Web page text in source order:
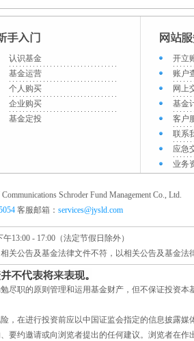
认识基金
基金运营
个人购买
企业购买
基金定投
开立
账户
网上
基金
客户
联系
应急
业务
Schroder Fund Management Co., Ltd.
客服邮箱： services@jysld.com
13:00 - 17:00（法定节假日除外）
关公告及基金法律文件不符，以相关公告及基金法
尽职的原则管理和运用基金财产，但不保证投资
，在进行投资前应以中国证监会指定的信息披露
要约邀请或向浏览者提出的任何建议。浏览者在